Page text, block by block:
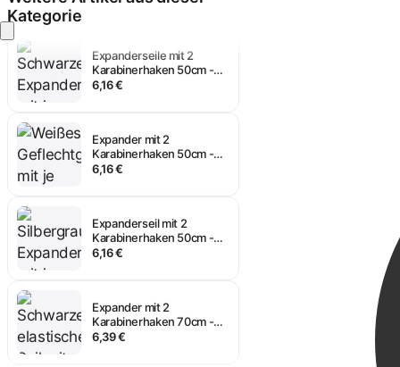
Anmelden
Kategorie
Karabinerhaken 50cm -
Schwarz
6,16 €
Karabinerhaken 50cm -
Weiß
6,16 €
Karabinerhaken 50cm -
ALU
6,16 €
Karabinerhaken 70cm -
Schwarz
6,39 €